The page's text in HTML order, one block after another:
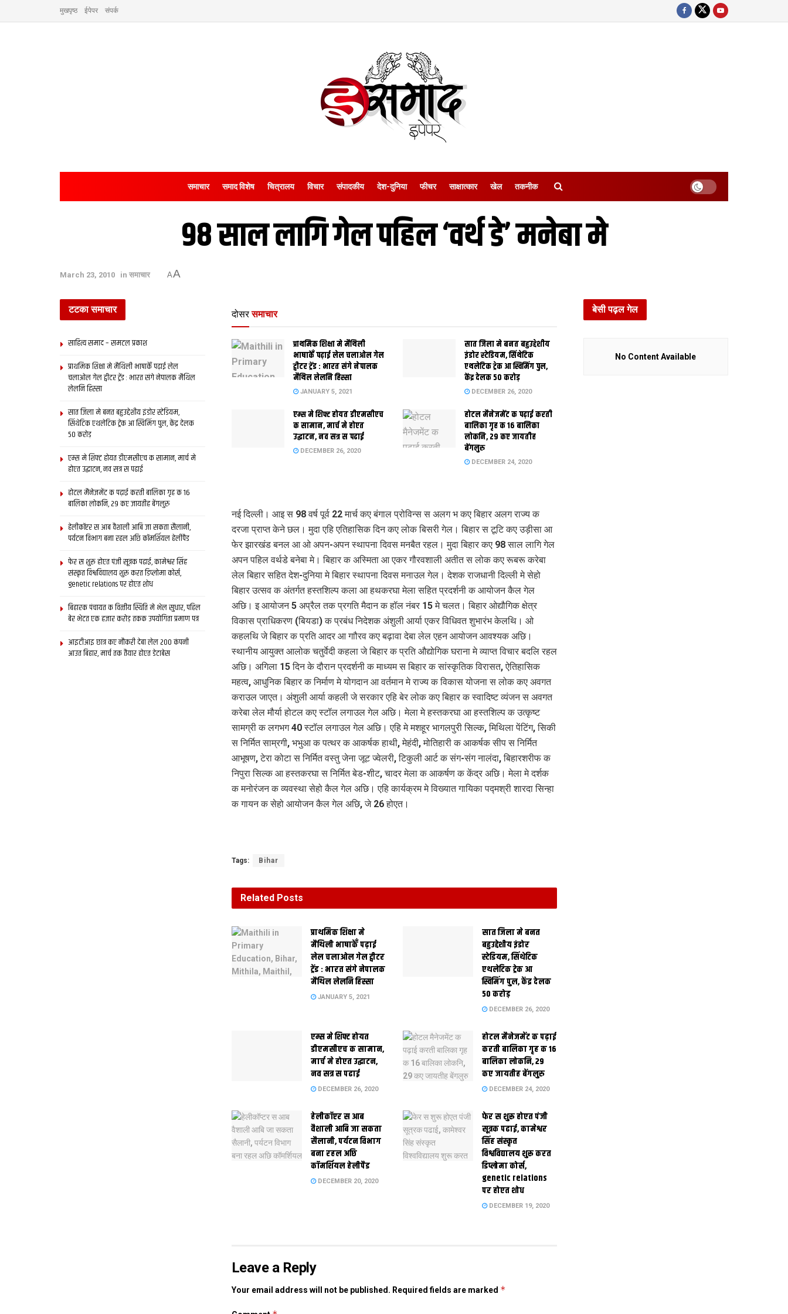
मुखपृष्ठ ईपेपर संपर्क
समाचार समाद विशेष चित्रालय विचार संपादकीय देश-दुनिया फीचर साक्षात्‍कार खेल तकनीक
98 साल लागि गेल पहिल ‘वर्थ डे’ मनेबा मे
March 23, 2010 in समाचार AA
दोसर समाचार
प्राथमिक शि‍क्षा मे मैथि‍ली
भाषाकेँ पढ़ाई लेल चलाओल गेल
ट्वीटर ट्रेंड : भारत संगे नेपालक
मैथिल लेलनि हिस्सा
JANUARY 5, 2021
सात जिला मे बनत बहुउद्देशीय
इंडोर स्‍टेडि‍यम, सिंथेटिक
एथलेटिक ट्रेक आ स्विमिंग पुल,
केंद्र देलक 50 करोड़
DECEMBER 26, 2020
एम्स मे शिफ्ट होयत डीएमसीएच
क सामान, मार्च मे होएत
उद्घाटन, नव सत्र स पढाई
DECEMBER 26, 2020
होटल मैनेजमेंट क पढ़ाई करती
बालिका गृह क 16 बालिका
लोकनि, 29 कए जायतीह
बेंगलुरु
DECEMBER 24, 2020
नई दिल्ली। आइ स 98 वर्ष पूर्व 22 मार्च कए बंगाल प्रोविन्स स अलग भ कए बिहार अलग राज्य क
दरजा प्राप्त केने छल। मुदा एहि एतिहासिक दिन कए लोक बिसरी गेल। बिहार स टूटि कए उड़ीसा आ
फेर झारखंड बनल आ ओ अपन-अपन स्थापना दिवस मनबैत रहल। मुदा बिहार कए 98 साल लागि गेल
अपन पहिल वर्थडे बनेबा मे। बिहार क अस्मिता आ एकर गौरवशाली अतीत स लोक कए रूबरू करेबा
लेल बिहार सहित देश-दुनिया मे बिहार स्थापना दिवस मनाउल गेल। देशक राजधानी दिल्ली मे सेहो
बिहार उत्सव क अंतर्गत हस्तशिल्प कला आ हथकरघा मेला सहित प्रदर्शनी क आयोजन कैल गेल
अछि। इ आयोजन 5 अप्रैल तक प्रगति मैदान क हॉल नंबर 15 मे चलत। बिहार ओद्यौगिक क्षेत्र
विकास प्राधिकरण (बियडा) क प्रबंध निदेशक अंशुली आर्या एकर विधिवत शुभारंभ केलथि। ओ
कहलथि जे बिहार क प्रति आदर आ गाौरव कए बढ़ावा देबा लेल एहन आयोजन आवश्यक अछि।
स्थानीय आयुक्त आलोक चतुर्वेदी कहला जे बिहार क प्रति औद्योगिक घराना मे व्याप्त विचार बदलि रहल
अछि। अगिला 15 दिन के दौरान प्रदर्शनी क माध्यम स बिहार क सांस्कृतिक विरासत, ऐतिहासिक
महत्व, आधुनिक बिहार क निर्माण मे योगदान आ वर्तमान मे राज्य क विकास योजना स लोक कए अवगत
कराउल जाएत। अंशुली आर्या कहली जे सरकार एहि बेर लोक कए बिहार क स्वादिष्ट व्यंजन स अवगत
करेबा लेल मौर्या होटल कए स्टॉल लगाउल गेल अछि। मेला मे हस्तकरघा आ हस्तशिल्प क उत्कृष्ट
सामग्री क लगभग 40 स्टॉल लगाउल गेल अछि। एहि मे मशहूर भागलपुरी सिल्क, मिथिला पेंटिंग, सिकी
स निर्मित साम्रगी, भभुआ क पत्थर क आकर्षक हाथी, मेहंदी, मोतिहारी क आकर्षक सीप स निर्मित
आभूषण, टेरा कोटा स निर्मित वस्तु जेना जूट ज्वेलरी, टिकुली आर्ट क संग-संग नालंदा, बिहारशरीफ क
निपुरा सिल्क आ हस्तकरघा स निर्मित बेड-शीट, चादर मेला क आकर्षण क केंद्र अछि। मेला मे दर्शक
क मनोरंजन क व्यवस्था सेहो कैल गेल अछि। एहि कार्यक्रम मे विख्यात गायिका पद्मश्री शारदा सिन्हा
क गायन क सेहो आयोजन कैल गेल अछि, जे 26 होएत।
Tags: Bihar
Related Posts
प्राथमिक शि‍क्षा मे
मैथि‍ली भाषाकेँ पढ़ाई
लेल चलाओल गेल ट्वीटर
ट्रेंड : भारत संगे नेपालक
मैथिल लेलनि हिस्सा
JANUARY 5, 2021
सात जिला मे बनत
बहुउद्देशीय इंडोर
स्‍टेडि‍यम, सिंथेटिक
एथलेटिक ट्रेक आ
स्विमिंग पुल, केंद्र देलक
50 करोड़
DECEMBER 26, 2020
एम्स मे शिफ्ट होयत
डीएमसीएच क सामान,
मार्च मे होएत उद्घाटन,
नव सत्र स पढाई
DECEMBER 26, 2020
होटल मैनेजमेंट क पढ़ाई
करती बालिका गृह क 16
बालिका लोकनि, 29
कए जायतीह बेंगलुरु
DECEMBER 24, 2020
हेलीकॉप्टर स आब
वैशाली आबि जा सकता
सैलानी, पर्यटन विभाग
बना रहल अछि
कॉमर्शियल हेलीपैड
DECEMBER 20, 2020
फेर स शुरू होएत पंजी
सूत्रक पढाई, कामेश्वर
सिंह संस्कृत
विश्वविद्यालय शुरू करत
डिप्लोमा कोर्स,
genetic relations
पर होएत शोध
DECEMBER 19, 2020
Leave a Reply
Your email address will not be published. Required fields are marked *
टटका समाचार
साहित्य समाद – समटल प्रकाश
प्राथमिक शि‍क्षा मे मैथि‍ली भाषाकेँ पढ़ाई लेल
चलाओल गेल ट्वीटर ट्रेंड : भारत संगे नेपालक मैथिल
लेलनि हिस्सा
सात जिला मे बनत बहुउद्देशीय इंडोर स्‍टेडि‍यम,
सिंथेटिक एथलेटिक ट्रेक आ स्विमिंग पुल, केंद्र देलक
50 करोड़
एम्स मे शिफ्ट होयत डीएमसीएच क सामान, मार्च मे
होएत उद्घाटन, नव सत्र स पढाई
होटल मैनेजमेंट क पढ़ाई करती बालिका गृह क 16
बालिका लोकनि, 29 कए जायतीह बेंगलुरु
हेलीकॉप्टर स आब वैशाली आबि जा सकता सैलानी,
पर्यटन विभाग बना रहल अछि कॉमर्शियल हेलीपैड
फेर स शुरू होएत पंजी सूत्रक पढाई, कामेश्वर सिंह
संस्कृत विश्वविद्यालय शुरू करत डिप्लोमा कोर्स,
genetic relations पर होएत शोध
बिहारक पंचायत क वित्‍तीय स्थिति मे भेल सुधार, पहिल
बेर भेटत एक हजार करोड़ तकक उपयोगिता प्रमाण पत्र
आइटीआइ छात्र कए नौकरी देबा लेल 200 कंपनी
आउत बिहार, मार्च तक तैयार होएत डेटाबेस
बेसी पढ़ल गेल
No Content Available